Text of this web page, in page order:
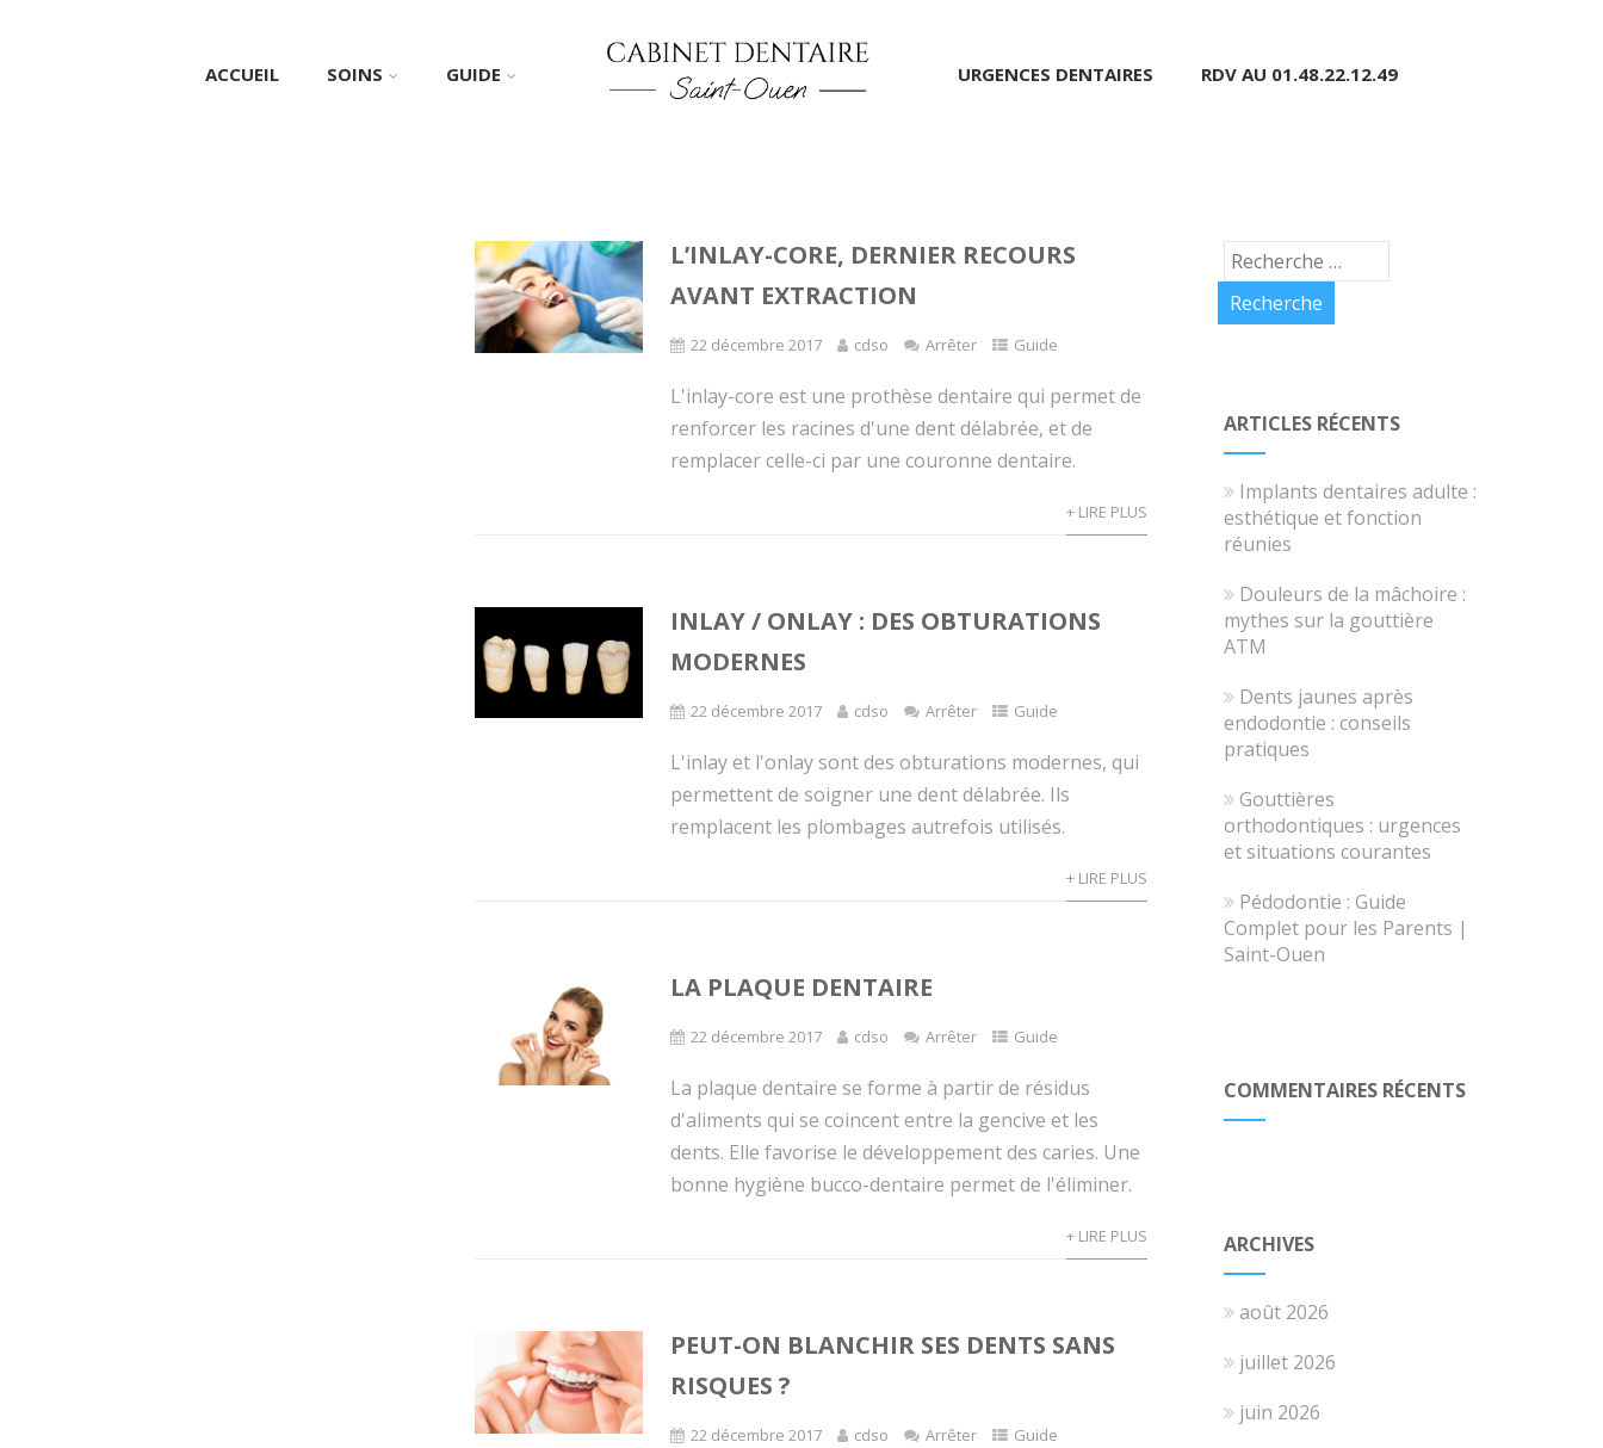
ACCUEIL SOINS GUIDE URGENCES DENTAIRES RDV AU 01.48.22.12.49
L’INLAY-CORE, DERNIER RECOURS
AVANT EXTRACTION
22 décembre 2017 cdso Arrêter Guide
L'inlay-core est une prothèse dentaire qui permet de
renforcer les racines d'une dent délabrée, et de
remplacer celle-ci par une couronne dentaire.
+ LIRE PLUS
INLAY / ONLAY : DES OBTURATIONS
MODERNES
22 décembre 2017 cdso Arrêter Guide
L'inlay et l'onlay sont des obturations modernes, qui
permettent de soigner une dent délabrée. Ils
remplacent les plombages autrefois utilisés.
+ LIRE PLUS
LA PLAQUE DENTAIRE
22 décembre 2017 cdso Arrêter Guide
La plaque dentaire se forme à partir de résidus
d'aliments qui se coincent entre la gencive et les
dents. Elle favorise le développement des caries. Une
bonne hygiène bucco-dentaire permet de l'éliminer.
+ LIRE PLUS
PEUT-ON BLANCHIR SES DENTS SANS
RISQUES ?
22 décembre 2017 cdso Arrêter Guide
ARTICLES RÉCENTS
Implants dentaires adulte :
esthétique et fonction
réunies
Douleurs de la mâchoire :
mythes sur la gouttière
ATM
Dents jaunes après
endodontie : conseils
pratiques
Gouttières
orthodontiques : urgences
et situations courantes
Pédodontie : Guide
Complet pour les Parents |
Saint-Ouen
COMMENTAIRES RÉCENTS
ARCHIVES
août 2026
juillet 2026
juin 2026